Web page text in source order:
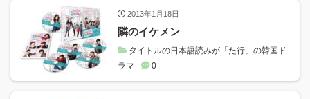
2013年1月18日
隣のイケメン
タイトルの日本語読みが「た行」の韓国ド
ラマ
0